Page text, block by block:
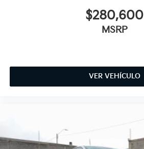
$280,600
MSRP
VER VEHÍCULO